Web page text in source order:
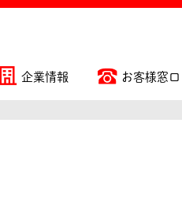
企業情報 お客様窓口